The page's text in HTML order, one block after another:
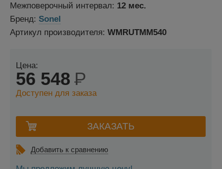
Межповерочный интервал: 12 мес.
Бренд: Sonel
Артикул производителя: WMRUTMМ540
Цена:
56 548 Р
Доступен для заказа
Добавить к сравнению